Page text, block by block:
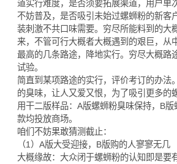
道实行难度，是否须要拓展渠道，用户单
不妨普及，是否吸引未始过螺蛳粉的新客
装刺激不共口味需要。穷尽所能料到的大
来，不管可行大概者大概遇到的艰巨，从
最高的几条路途，降地实行。穷尽大概路
试验。
简直到某项路途的实行，评价考订的办法
的臭味，让人又爱又恨，为了吸引更多的
用干二版样品：A版螺蛳粉臭味保持，B
款均投放商场。
咱们不妨果敢猜测截止：
（1）A版大受迎接，B版购的人寥寥无几
大概缘故：大众闭于螺蛳粉的认知即是要